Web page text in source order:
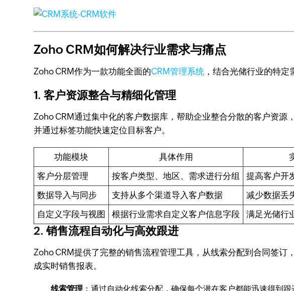
Zoho CRM如何解决行业需求与痛点
Zoho CRM作为一款功能全面的CRM管理系统 ，结合光储行业的特定
1.客户资源整合与精细化管理
Zoho CRM通过集中化的客户数据库，帮助企业整合分散的客户资
并通过标签功能快速定位目标客户。
功能模块 具体作用
客户分层管理
按客户类型、地区、需求进行分组
提高客户开
数据导入与同步
支持从多个渠道导入客户数据
减少数据丢
自定义字段与视图
根据行业需求自定义客户信息字段 满足光储行
2.销售流程自动化与高效跟进
Zoho CRM提供了完整的销售流程管理工具，从线索分配到合同签
成实时销售报表。
线索管理 ：通过自动化线索分配，确保每个潜在客户都能迅速得到跟